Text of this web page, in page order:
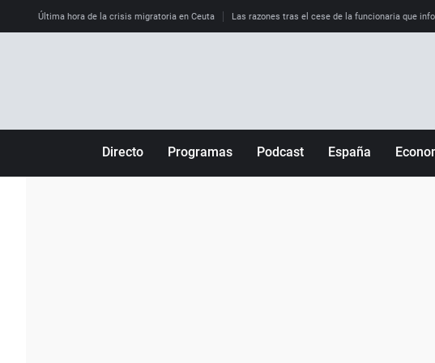
Última hora de la crisis migratoria en Ceuta Las razones tras el cese de la funcionaria que
Directo Programas Podcast España